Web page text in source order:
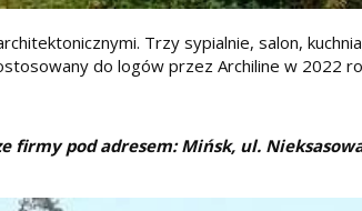
Trzy sypialnie, salon,
do logów przez Archiline w 2022
pod adresem: Mińsk, ul.